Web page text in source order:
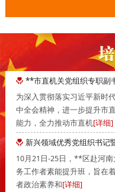
**市直机关党组织专职副
为深入贯彻落实习近平新时
中全会精神，进一步提升市
能力，全力推动市直机[详细]
新兴领域优秀党组织书记
10月21日-25日，**区赴河
务工作者素能提升班，旨在
者政治素养和[详细]